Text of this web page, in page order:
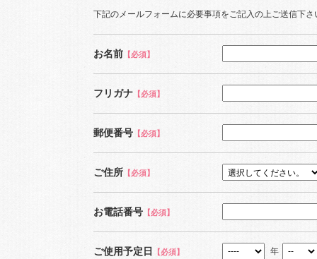
下記のメールフォームに必要事項をご記入の上ご送信下さ
お名前 【必須】
フリガナ 【必須】
郵便番号 【必須】
ご住所 【必須】
お電話番号 【必須】
ご使用予定日 【必須】 年